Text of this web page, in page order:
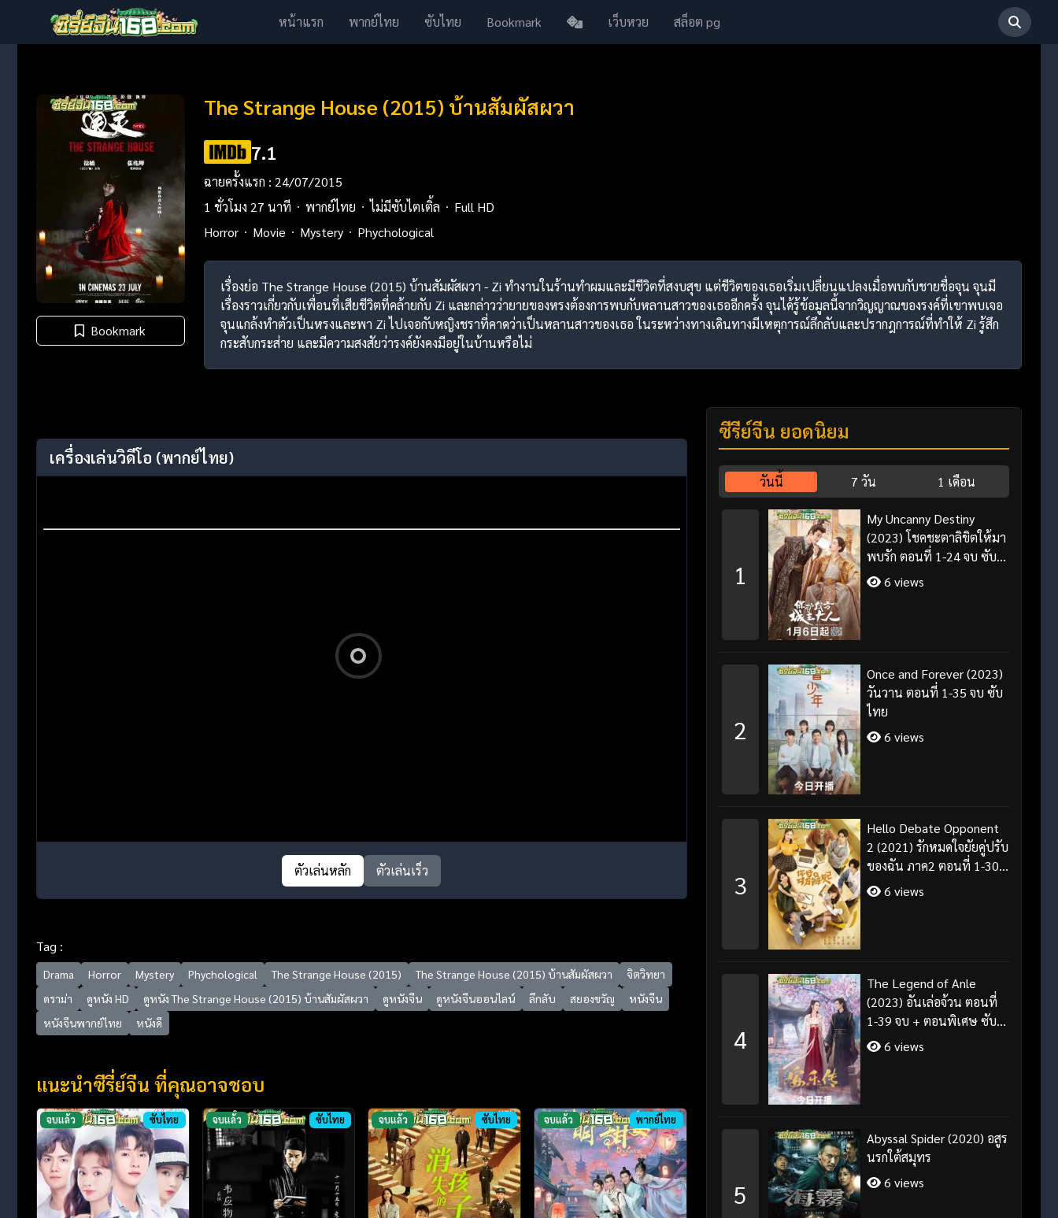
หน้าแรก พากย์ไทย ซับไทย Bookmark เว็บหวย สล็อต pg
Bookmark
The Strange House (2015) บ้านสัมผัสผวา
7.1
ฉายครั้งแรก : 24/07/2015
1 ชั่วโมง 27 นาที
พากย์ไทย ไม่มีซับไตเติ้ล
Full HD
Horror
Movie Mystery Phychological
เรื่องย่อ The Strange House (2015) บ้านสัมผัสผวา - Zi ทำงานในร้านทำผมและมีชีวิตที่สงบสุข แต่ชีวิตของเธอเริ่มเปลี่ยนแปลงเมื่อพบกับชายชื่อจุน จุนมี
เรื่องราวเกี่ยวกับเพื่อนที่เสียชีวิตที่คล้ายกับ Zi และกล่าวว่ายายของหรงต้องการพบกับหลานสาวของเธออีกครั้ง จุนได้รู้ข้อมูลนี้จากวิญญาณของรงค์ที่เขาพบเจอ
จุนแกล้งทำตัวเป็นหรงและพา Zi ไปเจอกับหญิงชราที่คาดว่าเป็นหลานสาวของเธอ ในระหว่างทางเดินทางมีเหตุการณ์ลึกลับและปรากฎการณ์ที่ทำให้ Zi รู้สึก
กระสับกระส่าย และมีความสงสัยว่ารงค์ยังคงมีอยู่ในบ้านหรือไม่
เครื่องเล่นวิดีโอ (พากย์ไทย)
ตัวเล่นหลัก ตัวเล่นเร็ว
Tag :
Drama Horror Mystery Phychological The Strange House (2015) The Strange House (2015) บ้านสัมผัสผวา
จิตวิทยา
ดราม่า
ดูหนัง HD ดูหนัง The Strange House (2015) บ้านสัมผัสผวา ดูหนังจีน ดูหนังจีนออนไลน์ ลึกลับ สยองขวัญ
หนังจีน
หนังจีนพากย์ไทย
หนังดี
แนะนำซีรี่ย์จีน ที่คุณอาจชอบ
จบแล้ว ซับไทย จบแล้ว ซับไทย จบแล้ว ซับไทย จบแล้ว พากย์ไทย
ซีรี่ย์จีน ยอดนิยม
วันนี้ 7 วัน 1 เดือน
1
My Uncanny Destiny
(2023) โชคชะตาลิขิตให้มา
พบรัก ตอนที่ 1-24 จบ ซับ
ไทย/พากย์ไทย
6 views
2
Once and Forever (2023)
วันวาน ตอนที่ 1-35 จบ ซับ
ไทย
6 views
3
Hello Debate Opponent
2 (2021) รักหมดใจยัยคู่ปรับ
ของฉัน ภาค2 ตอนที่ 1-30
จบ ซับไทย
6 views
4
The Legend of Anle
(2023) อันเล่อจ้วน ตอนที่
1-39 จบ + ตอนพิเศษ ซับ
ไทย/พากย์ไทย
6 views
5
Abyssal Spider (2020) อสูร
นรกใต้สมุทร
6 views